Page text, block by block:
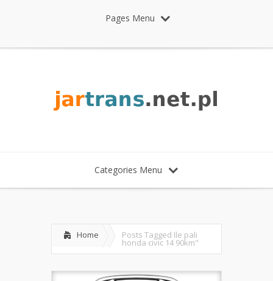
Pages Menu
Categories Menu
Home Posts Tagged Ile pali
honda civic 14 90km"